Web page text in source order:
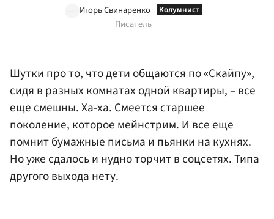
Игорь Свинаренко
Писатель
Шутки про то, что дети общаются по «Скайпу»,
сидя в разных комнатах одной квартиры, – все
еще смешны. Ха-ха. Смеется старшее
поколение, которое мейнстрим. И все еще
помнит бумажные письма и пьянки на кухнях.
Но уже сдалось и нудно торчит в соцсетях. Типа
другого выхода нету.